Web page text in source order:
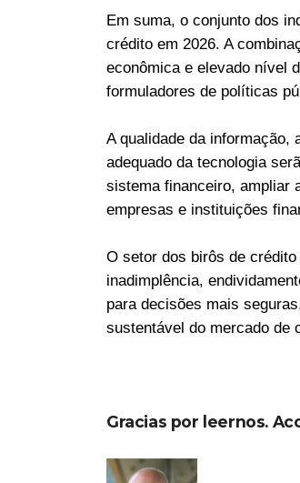
Em suma, o conjunto dos
crédito em 2026. A
econômica e elevado nível
formuladores de políticas
A qualidade da informação,
adequado da tecnologia
sistema financeiro, ampliar
empresas e instituições
O setor dos birôs de
inadimplência,
para decisões mais
sustentável do mercado de
Gracias por leernos.